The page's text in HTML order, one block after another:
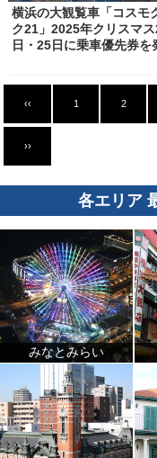
横浜の大観覧車「コスモ
ク21」2025年クリスマ
日・25日に乗車優先券を
‹‹ 1 2
››
各エリア
みなとみらい